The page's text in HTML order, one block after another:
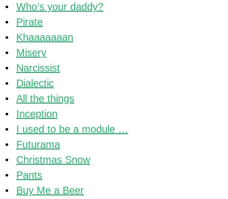
Who’s your daddy?
Pirate
Khaaaaaaan
Misery
Narcissist
Dialectic
All the things
Inception
I used to be a module …
Futurama
Christmas Snow
Pants
Buy Me a Beer